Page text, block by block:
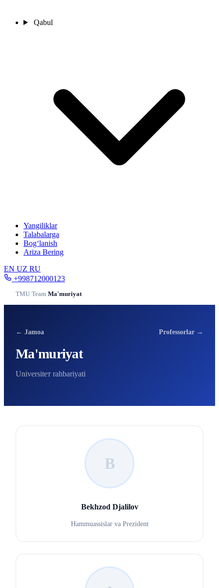
Qabul
Yangiliklar
Talabalarga
Bog‘lanish
Ariza Bering
EN UZ RU
+998712000123
TMU/Team/Ma'muriyat
← Jamoa Professorlar →
Ma'muriyat
Universitет rahbariyati
B
Bekhzod Djalilov
Hammuassislar va Prezident